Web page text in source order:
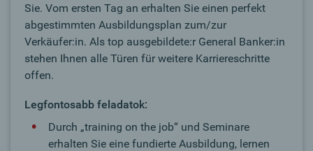
Sie. Vom ersten Tag an erhalten Sie einen perfekt
abgestimmten Ausbildungsplan zum/zur
Verkäufer:in. Als top ausgebildete:r General Banker:in
stehen Ihnen alle Türen für weitere Karriereschritte
offen.
Legfontosabb feladatok:
Durch „training on the job“ und Seminare
erhalten Sie eine fundierte Ausbildung, lernen